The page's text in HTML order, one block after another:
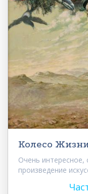
Колесо
Очень
произведение